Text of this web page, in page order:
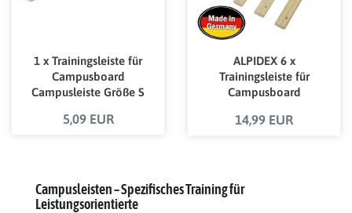
1 x Trainingsleiste für
Campusboard
Campusleiste Größe S
5,09 EUR
ALPIDEX 6 x
Trainingsleiste für
Campusboard
S, M, L oder XL
14,99 EUR
Campusleisten – Spezifisches Training für
Leistungsorientierte